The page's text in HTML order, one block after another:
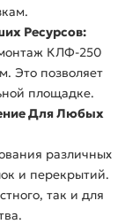
Ресурсов:
КЛФ-250
Это позволяет
площадке.
Для Любых
различных
и перекрытий.
так и для